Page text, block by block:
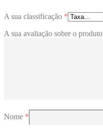
A sua classificação *
A sua avaliação sobre o produto
Nome *